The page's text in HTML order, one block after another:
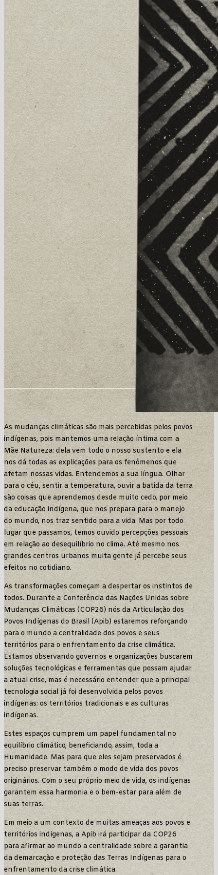
As mudanças climáticas são mais percebidas pelos povos
indígenas, pois mantemos uma relação íntima com a
Mãe Natureza: dela vem todo o nosso sustento e ela
nos dá todas as explicações para os fenômenos que
afetam nossas vidas. Entendemos a sua língua. Olhar
para o céu, sentir a temperatura, ouvir a batida da terra
são coisas que aprendemos desde muito cedo, por meio
da educação indígena, que nos prepara para o manejo
do mundo, nos traz sentido para a vida. Mas por todo
lugar que passamos, temos ouvido percepções pessoais
em relação ao desequilíbrio no clima. Até mesmo nos
grandes centros urbanos muita gente já percebe seus
efeitos no cotidiano.
As transformações começam a despertar os instintos de
todos. Durante a Conferência das Nações Unidas sobre
Mudanças Climáticas (COP26) nós da Articulação dos
Povos Indígenas do Brasil (Apib) estaremos reforçando
para o mundo a centralidade dos povos e seus
territórios para o enfrentamento da crise climática.
Estamos observando governos e organizações buscarem
soluções tecnológicas e ferramentas que possam ajudar
a atual crise, mas é necessário entender que a principal
tecnologia social já foi desenvolvida pelos povos
indígenas: os territórios tradicionais e as culturas
indígenas.
Estes espaços cumprem um papel fundamental no
equilíbrio climático, beneficiando, assim, toda a
Humanidade. Mas para que eles sejam preservados é
preciso preservar também o modo de vida dos povos
originários. Com o seu próprio meio de vida, os indígenas
garantem essa harmonia e o bem-estar para além de
suas terras.
Em meio a um contexto de muitas ameaças aos povos e
territórios indígenas, a Apib irá participar da COP26
para afirmar ao mundo a centralidade sobre a garantia
da demarcação e proteção das Terras Indígenas para o
enfrentamento da crise climática.